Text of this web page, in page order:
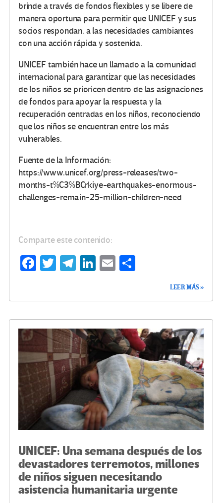
brinde a través de fondos flexibles y se libere de
manera oportuna para permitir que UNICEF y sus
socios respondan. a las necesidades cambiantes
con una acción rápida y sostenida.
UNICEF también hace un llamado a la comunidad
internacional para garantizar que las necesidades
de los niños se prioricen dentro de las asignaciones
de fondos para apoyar la respuesta y la
recuperación centradas en los niños, reconociendo
que los niños se encuentran entre los más
vulnerables.
Fuente de la Información:
https://www.unicef.org/press-releases/two-
months-t%C3%BCrkiye-earthquakes-enormous-
challenges-remain-25-million-children-need
Comparte este contenido:
Fa
o
k
T
Te
m
Li
n
E
ar
tir
LEER MÁS »
UNICEF: Una semana después de los
devastadores terremotos, millones
de niños siguen necesitando
asistencia humanitaria urgente